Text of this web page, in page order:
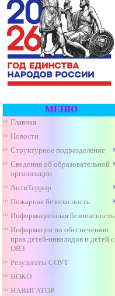
МЕНЮ
Главная
Новости
Структурное подразделение
Сведения об образовательной
организации
АнтиТеррор
Пожарная безопасность
Информационная безопасность
Информация по обеспечению
прав детей-инвалидов и детей с
ОВЗ
Результаты СОУТ
НОКО
НАВИГАТОР